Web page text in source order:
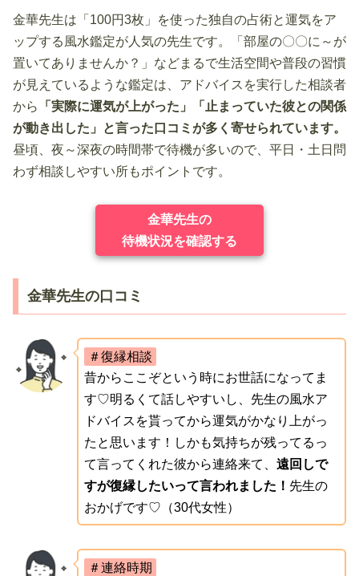
金華先生は「100円3枚」を使った独自の占術と運気をア
ップする風水鑑定が人気の先生です。「部屋の〇〇に～が
置いてありませんか？」などまるで生活空間や普段の習慣
が見えているような鑑定は、アドバイスを実行した相談者
から
「実際に運気が上がった」「止まっていた彼との関係
が動き出した」と言った口コミが多く寄せられています。
昼頃、夜～深夜の時間帯で待機が多いので、平日・土日問
わず相談しやすい所もポイントです。
金華先生の
待機状況を確認する
金華先生の口コミ
＃復縁相談
昔からここぞという時にお世話になってま
す♡明るくて話しやすいし、先生の風水ア
ドバイスを貰ってから運気がかなり上がっ
たと思います！しかも気持ちが残ってるっ
て言ってくれた彼から連絡来て、 遠回しで
すが復縁したいって言われました！ 先生の
おかげです♡（30代女性）
＃連絡時期